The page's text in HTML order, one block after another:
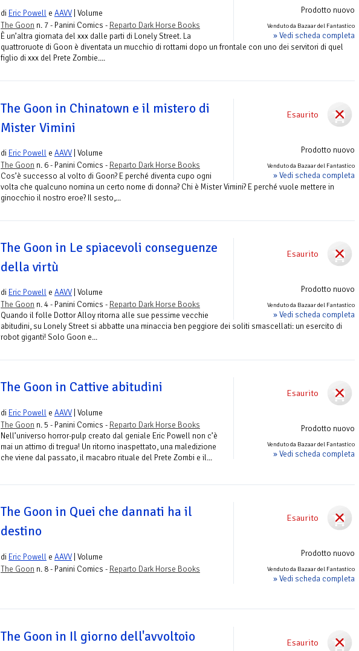
Prodotto nuovo
Venduto da Bazaar del Fantastico
» Vedi scheda completa
di Eric Powell e AAVV | Volume
The Goon n. 7 - Panini Comics - Reparto Dark Horse Books
È un’altra giornata del xxx dalle parti di Lonely Street. La
quattroruote di Goon è diventata un mucchio di rottami dopo un frontale con uno dei servitori di quel
figlio di xxx del Prete Zombie....
Esaurito
Prodotto nuovo
Venduto da Bazaar del Fantastico
» Vedi scheda completa
The Goon in Chinatown e il mistero di
Mister Vimini
di Eric Powell e AAVV | Volume
The Goon n. 6 - Panini Comics - Reparto Dark Horse Books
Cos’è successo al volto di Goon? E perché diventa cupo ogni
volta che qualcuno nomina un certo nome di donna? Chi è Mister Vimini? E perché vuole mettere in
ginocchio il nostro eroe? Il sesto,...
Esaurito
Prodotto nuovo
Venduto da Bazaar del Fantastico
» Vedi scheda completa
The Goon in Le spiacevoli conseguenze
della virtù
di Eric Powell e AAVV | Volume
The Goon n. 4 - Panini Comics - Reparto Dark Horse Books
Quando il folle Dottor Alloy ritorna alle sue pessime vecchie
abitudini, su Lonely Street si abbatte una minaccia ben peggiore dei soliti smascellati: un esercito di
robot giganti! Solo Goon e...
Esaurito
Prodotto nuovo
Venduto da Bazaar del Fantastico
» Vedi scheda completa
The Goon in Cattive abitudini
di Eric Powell e AAVV | Volume
The Goon n. 5 - Panini Comics - Reparto Dark Horse Books
Nell’universo horror-pulp creato dal geniale Eric Powell non c’è
mai un attimo di tregua! Un ritorno inaspettato, una maledizione
che viene dal passato, il macabro rituale del Prete Zombi e il...
Esaurito
Prodotto nuovo
Venduto da Bazaar del Fantastico
» Vedi scheda completa
The Goon in Quei che dannati ha il
destino
di Eric Powell e AAVV | Volume
The Goon n. 8 - Panini Comics - Reparto Dark Horse Books
Esaurito
The Goon in Il giorno dell'avvoltoio